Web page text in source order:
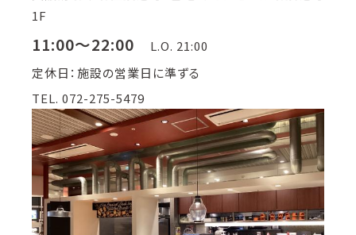
1F
11:00～22:00
L.O. 21:00
定休日：施設の営業日に準ずる
TEL. 072-275-5479